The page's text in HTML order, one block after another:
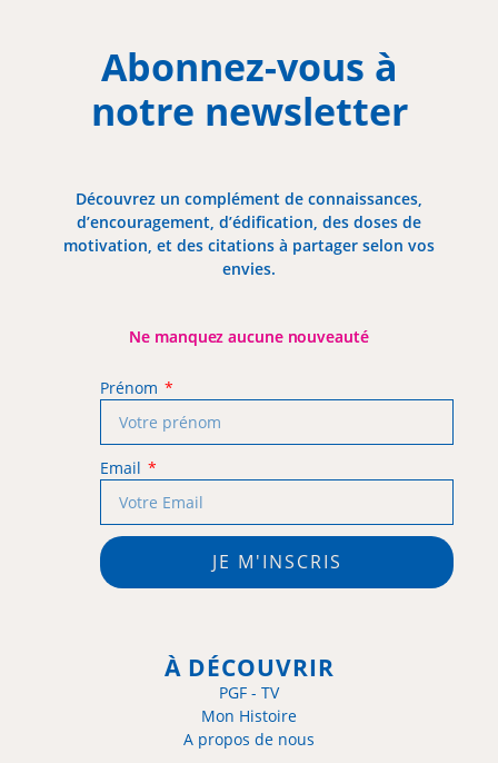
Abonnez-vous à
notre newsletter
Découvrez un complément de connaissances,
d’encouragement, d’édification, des doses de
motivation, et des citations à partager selon vos
envies.
Ne manquez aucune nouveauté
Prénom
Email
JE M'INSCRIS
À DÉCOUVRIR
PGF - TV
Mon Histoire
A propos de nous